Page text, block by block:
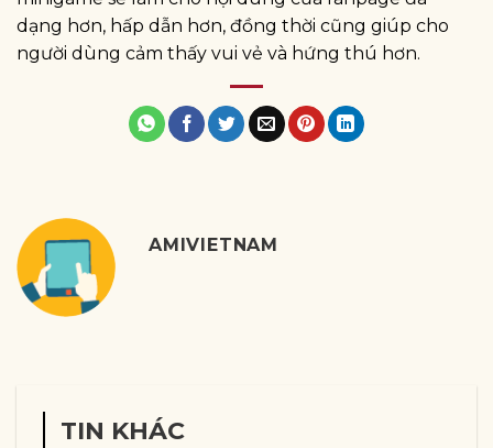
dạng hơn, hấp dẫn hơn, đồng thời cũng giúp cho
người dùng cảm thấy vui vẻ và hứng thú hơn.
AMIVIETNAM
TIN KHÁC